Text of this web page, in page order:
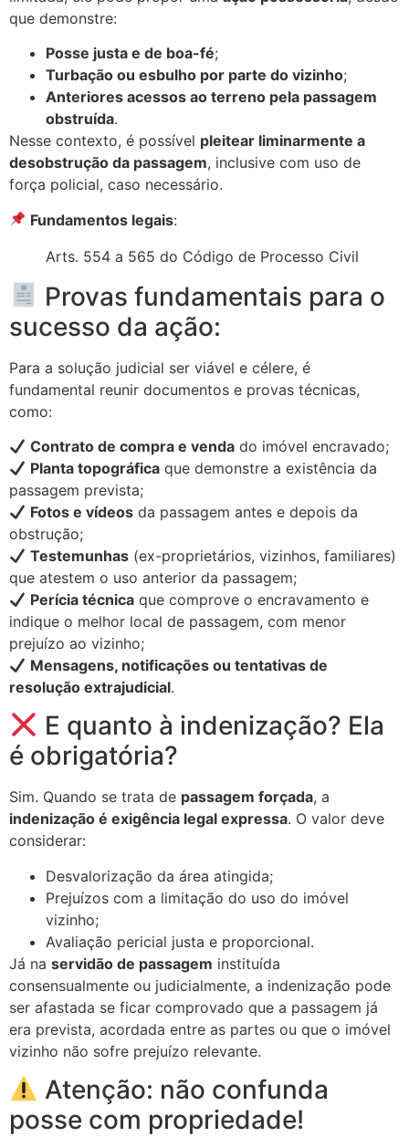
que demonstre:
Posse justa e de boa-fé;
Turbação ou esbulho por parte do vizinho;
Anteriores acessos ao terreno pela passagem
obstruída.
Nesse contexto, é possível pleitear liminarmente a
desobstrução da passagem, inclusive com uso de
força policial, caso necessário.
Fundamentos legais:
Arts. 554 a 565 do Código de Processo Civil
Provas fundamentais para o
sucesso da ação:
Para a solução judicial ser viável e célere, é
fundamental reunir documentos e provas técnicas,
como:
Contrato de compra e venda do imóvel encravado;
Planta topográfica que demonstre a existência da
passagem prevista;
Fotos e vídeos da passagem antes e depois da
obstrução;
Testemunhas (ex-proprietários, vizinhos, familiares)
que atestem o uso anterior da passagem;
Perícia técnica que comprove o encravamento e
indique o melhor local de passagem, com menor
prejuízo ao vizinho;
Mensagens, notificações ou tentativas de
resolução extrajudicial.
E quanto à indenização? Ela
é obrigatória?
Sim. Quando se trata de passagem forçada, a
indenização é exigência legal expressa. O valor deve
considerar:
Desvalorização da área atingida;
Prejuízos com a limitação do uso do imóvel
vizinho;
Avaliação pericial justa e proporcional.
Já na servidão de passagem instituída
consensualmente ou judicialmente, a indenização pode
ser afastada se ficar comprovado que a passagem já
era prevista, acordada entre as partes ou que o imóvel
vizinho não sofre prejuízo relevante.
Atenção: não confunda
posse com propriedade!